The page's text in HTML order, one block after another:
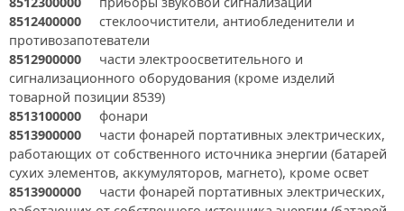
8512400000 стеклоочистители, антиобледенители и
противозапотеватели
8512900000 части электроосветительного и
сигнализационного оборудования (кроме изделий
товарной позиции 8539)
8513100000 фонари
8513900000 части фонарей портативных электрических,
работающих от собственного источника энергии (батарей
сухих элементов, аккумуляторов, магнето), кроме освет
8513900000 части фонарей портативных электрических,